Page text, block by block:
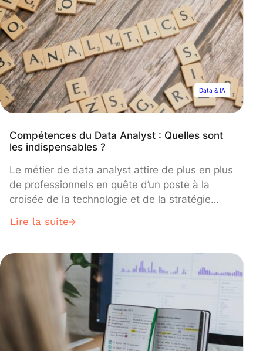
Data & IA
Compétences du Data Analyst : Quelles sont
les indispensables ?
Le métier de data analyst attire de plus en plus
de professionnels en quête d’un poste à la
croisée de la technologie et de la stratégie
interpréter des données pour aider les
Mais pour exceller en tant que data analyst, il
ne suffit pas de savoir manipuler des chiffres.
Entre compétences techniques, capacité
d’analyse et communication, ce métier
demande un large éventail de savoir-faire.
Dans cet article, nous passons en revue les
compétences clés d’un data analyst et
Lire la suite